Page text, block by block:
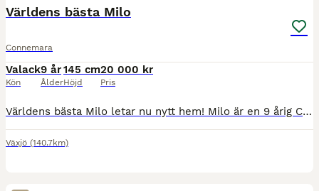
Världens bästa Milo
Connemara
Valack
Kön
9 år
Ålder
145 cm
Höjd
20 000 kr
Pris
Världens bästa Milo letar nu nytt hem! Milo är en 9 årig Connemara valack. Han har bott hos oss i lite över 1,5 år nu. Milo är en oerhört speciell kille med väldigt mycket charm och humor, han gör di
Växjö (140.7km)